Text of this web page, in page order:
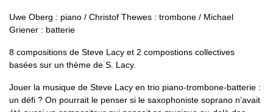
Uwe Oberg : piano / Christof Thewes : trombone / Michael
Griener : batterie
8 compositions de Steve Lacy et 2 compostions collectives
basées sur un thème de S. Lacy.
Jouer la musique de Steve Lacy en trio piano-trombone-batterie :
un défi ? On pourrait le penser si le saxophoniste soprano n’avait